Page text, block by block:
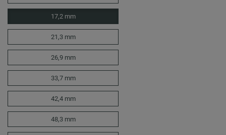
17,2 mm
21,3 mm
26,9 mm
33,7 mm
42,4 mm
48,3 mm